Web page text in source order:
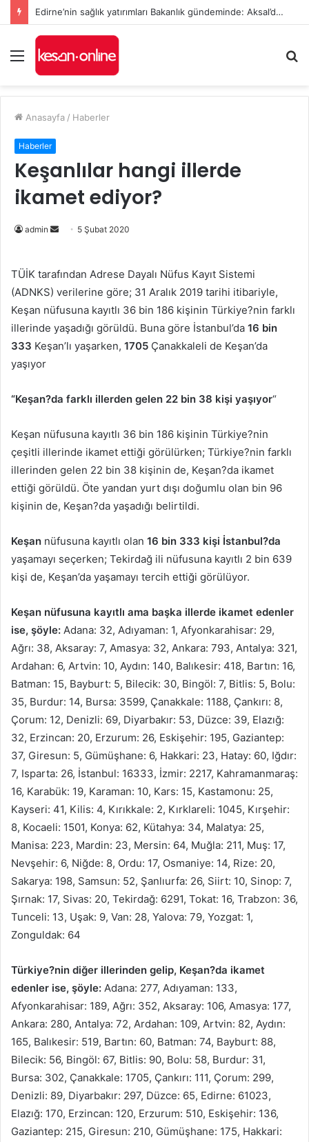
Edirne’nin sağlık yatırımları Bakanlık gündeminde: Aksal’dan Keşan için iki önemli talep
Menü
...
Anasayfa / Haberler
Haberler
Keşanlılar hangi illerde
ikamet ediyor?
admin
Bir
göndermek
5 Şubat 2020
TÜİK tarafından Adrese Dayalı Nüfus Kayıt Sistemi
(ADNKS) verilerine göre; 31 Aralık 2019 tarihi itibariyle,
Keşan nüfusuna kayıtlı 36 bin 186 kişinin Türkiye?nin farklı
illerinde yaşadığı görüldü. Buna göre İstanbul’da 16 bin
333 Keşan’lı yaşarken, 1705 Çanakkaleli de Keşan’da
yaşıyor
“Keşan?da farklı illerden gelen 22 bin 38 kişi yaşıyor“
Keşan nüfusuna kayıtlı 36 bin 186 kişinin Türkiye?nin
çeşitli illerinde ikamet ettiği görülürken; Türkiye?nin farklı
illerinden gelen 22 bin 38 kişinin de, Keşan?da ikamet
ettiği görüldü. Öte yandan yurt dışı doğumlu olan bin 96
kişinin de, Keşan?da yaşadığı belirtildi.
Keşan nüfusuna kayıtlı olan 16 bin 333 kişi İstanbul?da
yaşamayı seçerken; Tekirdağ ili nüfusuna kayıtlı 2 bin 639
kişi de, Keşan’da yaşamayı tercih ettiği görülüyor.
Keşan nüfusuna kayıtlı ama başka illerde ikamet edenler
ise, şöyle: Adana: 32, Adıyaman: 1, Afyonkarahisar: 29,
Ağrı: 38, Aksaray: 7, Amasya: 32, Ankara: 793, Antalya: 321,
Ardahan: 6, Artvin: 10, Aydın: 140, Balıkesir: 418, Bartın: 16,
Batman: 15, Bayburt: 5, Bilecik: 30, Bingöl: 7, Bitlis: 5, Bolu:
35, Burdur: 14, Bursa: 3599, Çanakkale: 1188, Çankırı: 8,
Çorum: 12, Denizli: 69, Diyarbakır: 53, Düzce: 39, Elazığ:
32, Erzincan: 20, Erzurum: 26, Eskişehir: 195, Gaziantep:
37, Giresun: 5, Gümüşhane: 6, Hakkari: 23, Hatay: 60, Iğdır:
7, Isparta: 26, İstanbul: 16333, İzmir: 2217, Kahramanmaraş:
16, Karabük: 19, Karaman: 10, Kars: 15, Kastamonu: 25,
Kayseri: 41, Kilis: 4, Kırıkkale: 2, Kırklareli: 1045, Kırşehir:
8, Kocaeli: 1501, Konya: 62, Kütahya: 34, Malatya: 25,
Manisa: 223, Mardin: 23, Mersin: 64, Muğla: 211, Muş: 17,
Nevşehir: 6, Niğde: 8, Ordu: 17, Osmaniye: 14, Rize: 20,
Sakarya: 198, Samsun: 52, Şanlıurfa: 26, Siirt: 10, Sinop: 7,
Şırnak: 17, Sivas: 20, Tekirdağ: 6291, Tokat: 16, Trabzon: 36,
Tunceli: 13, Uşak: 9, Van: 28, Yalova: 79, Yozgat: 1,
Zonguldak: 64
Türkiye?nin diğer illerinden gelip, Keşan?da ikamet
edenler ise, şöyle: Adana: 277, Adıyaman: 133,
Afyonkarahisar: 189, Ağrı: 352, Aksaray: 106, Amasya: 177,
Ankara: 280, Antalya: 72, Ardahan: 109, Artvin: 82, Aydın:
165, Balıkesir: 519, Bartın: 60, Batman: 74, Bayburt: 88,
Bilecik: 56, Bingöl: 67, Bitlis: 90, Bolu: 58, Burdur: 31,
Bursa: 302, Çanakkale: 1705, Çankırı: 111, Çorum: 299,
Denizli: 89, Diyarbakır: 297, Düzce: 65, Edirne: 61023,
Elazığ: 170, Erzincan: 120, Erzurum: 510, Eskişehir: 136,
Gaziantep: 215, Giresun: 210, Gümüşhane: 175, Hakkari: